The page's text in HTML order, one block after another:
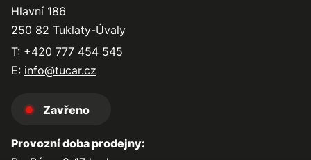
Hlavní 186
250 82 Tuklaty-Úvaly
T: +420 777 454 545
E: info@tucar.cz
Zavřeno
Provozní doba prodejny: